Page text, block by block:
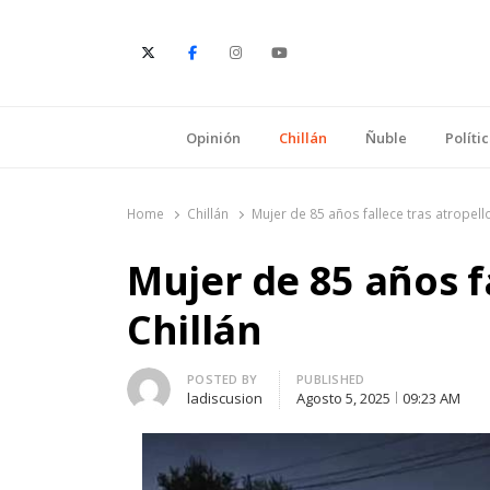
Opinión Chillán Ñuble
Home Chillán Mujer de 85 años fallece tras
Mujer de 85 años
Chillán
Author
POSTED BY
ladiscusion
PUBLISHED
Agosto 5, 2025 09:23 AM